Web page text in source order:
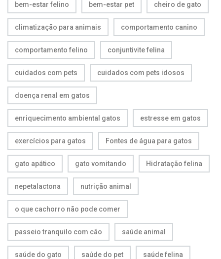
bem-estar felino bem-estar pet cheiro de gato
climatização para animais comportamento canino
comportamento felino conjuntivite felina
cuidados com pets cuidados com pets idosos
doença renal em gatos
enriquecimento ambiental gatos estresse em gatos
exercícios para gatos Fontes de água para gatos
gato apático gato vomitando Hidratação felina
nepetalactona nutrição animal
o que cachorro não pode comer
passeio tranquilo com cão saúde animal
saúde do gato saúde do pet saúde felina